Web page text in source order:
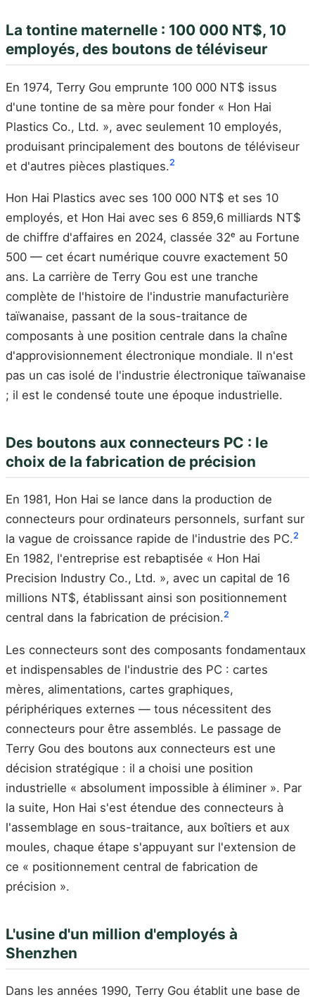
La tontine maternelle : 100 000 NT$, 10
employés, des boutons de téléviseur
En 1974, Terry Gou emprunte 100 000 NT$ issus
d'une tontine de sa mère pour fonder « Hon Hai
Plastics Co., Ltd. », avec seulement 10 employés,
produisant principalement des boutons de téléviseur
et d'autres pièces plastiques.2
Hon Hai Plastics avec ses 100 000 NT$ et ses 10
employés, et Hon Hai avec ses 6 859,6 milliards NT$
de chiffre d'affaires en 2024, classée 32ᵉ au Fortune
500 — cet écart numérique couvre exactement 50
ans. La carrière de Terry Gou est une tranche
complète de l'histoire de l'industrie manufacturière
taïwanaise, passant de la sous-traitance de
composants à une position centrale dans la chaîne
d'approvisionnement électronique mondiale. Il n'est
pas un cas isolé de l'industrie électronique taïwanaise
; il est le condensé toute une époque industrielle.
Des boutons aux connecteurs PC : le
choix de la fabrication de précision
En 1981, Hon Hai se lance dans la production de
connecteurs pour ordinateurs personnels, surfant sur
la vague de croissance rapide de l'industrie des PC.2
En 1982, l'entreprise est rebaptisée « Hon Hai
Precision Industry Co., Ltd. », avec un capital de 16
millions NT$, établissant ainsi son positionnement
central dans la fabrication de précision.2
Les connecteurs sont des composants fondamentaux
et indispensables de l'industrie des PC : cartes
mères, alimentations, cartes graphiques,
périphériques externes — tous nécessitent des
connecteurs pour être assemblés. Le passage de
Terry Gou des boutons aux connecteurs est une
décision stratégique : il a choisi une position
industrielle « absolument impossible à éliminer ». Par
la suite, Hon Hai s'est étendue des connecteurs à
l'assemblage en sous-traitance, aux boîtiers et aux
moules, chaque étape s'appuyant sur l'extension de
ce « positionnement central de fabrication de
précision ».
L'usine d'un million d'employés à
Shenzhen
Dans les années 1990, Terry Gou établit une base de